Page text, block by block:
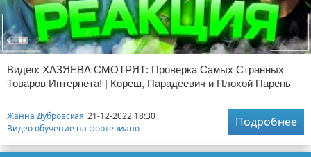
Видео: ХАЗЯЕВА СМОТРЯТ: Проверка Самых Странных
Товаров Интернета! | Кореш, Парадеевич и Плохой Парень
Жанна Дубровская 21-12-2022 18:30
Видео обучение на фортепиано
Подробнее